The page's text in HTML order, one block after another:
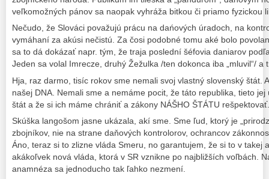
veľkomožných pánov sa naopak vyhráža bitkou či priamo fyzickou
Nečudo, že Slováci považujú prácu na dańových úradoch, na
vymáhaní za akúsi nečistú. Za čosi podobné tomu aké bolo
sa to dá dokázať napr. tým, že traja poslední šéfovia daniarov
Jeden sa volal Imrecze, druhý Žežulka /ten dokonca iba „mluvil“/
Hja, raz darmo, tisíc rokov sme nemali svoj vlastný slovenský štát.
našej DNA. Nemali sme a nemáme pocit, že táto republika, tieto
štát a že si ich máme chrániť a zákony NÁŠHO ŠTÁTU rešpektovať.
Skúška langošom jasne ukázala, akí sme. Sme ľud, ktorý je
zbojníkov, nie na strane daňových kontrolorov, ochrancov
Áno, teraz si to zlizne vláda Smeru, no garantujem, že si to v takej
akákoľvek nová vláda, ktorá v SR vznikne po najbližších voľbách.
anamnéza sa jednoducho tak ľahko nezmení.